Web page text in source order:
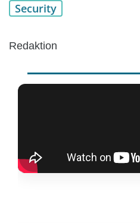
Security
Redaktion